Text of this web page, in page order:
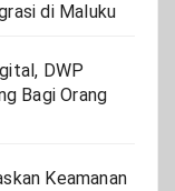
di Maluku
DWP
Bagi Orang
Keamanan